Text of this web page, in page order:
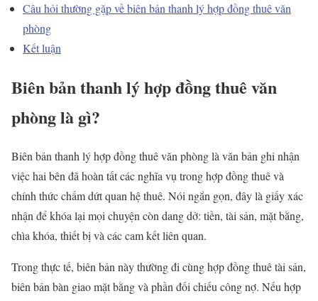
Câu hỏi thường gặp về biên bản thanh lý hợp đồng thuê văn
phòng
Kết luận
Biên bản thanh lý hợp đồng thuê văn
phòng là gì?
Biên bản thanh lý hợp đồng thuê văn phòng là văn bản ghi nhận
việc hai bên đã hoàn tất các nghĩa vụ trong hợp đồng thuê và
chính thức chấm dứt quan hệ thuê. Nói ngắn gọn, đây là giấy xác
nhận để khóa lại mọi chuyện còn dang dở: tiền, tài sản, mặt bằng,
chìa khóa, thiết bị và các cam kết liên quan.
Trong thực tế, biên bản này thường đi cùng hợp đồng thuê tài sản,
biên bản bàn giao mặt bằng và phần đối chiếu công nợ. Nếu hợp